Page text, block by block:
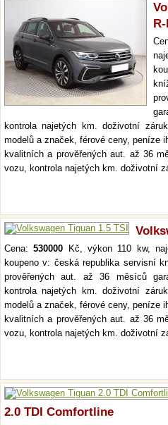
kontrola najetých km. doživotní
modelů a značek, férové ceny, peníze
kvalitních a prověřených aut. až 36
vozu, kontrola najetých km. doživotní
Cena:530000 Kč, výkon 110 kw,
koupeno v: česká republika servisní
prověřených aut. až 36 měsíců
kontrola najetých km. doživotní
modelů a značek, férové ceny, peníze
kvalitních a prověřených aut. až 36
vozu, kontrola najetých km. doživotní
2.0 TDI Comfortline